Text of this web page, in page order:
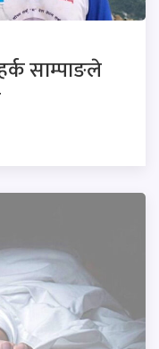
साम्पाङले